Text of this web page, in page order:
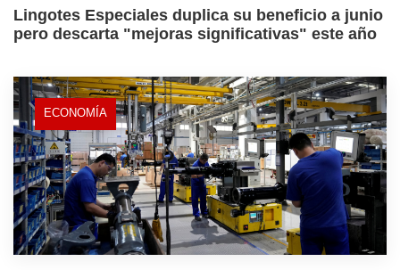
Lingotes Especiales duplica su beneficio a junio
pero descarta "mejoras significativas" este año
ECONOMÍA